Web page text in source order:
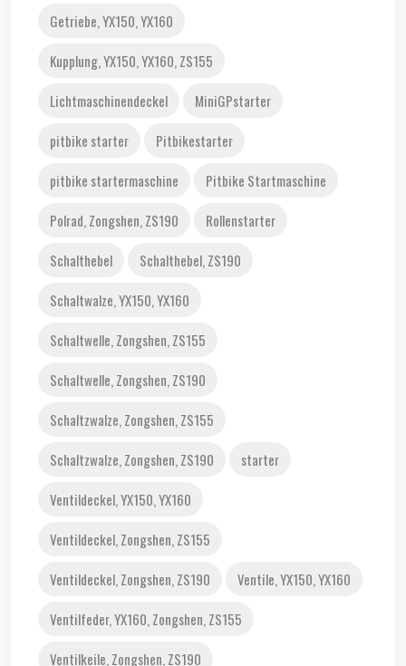
Getriebe, YX150, YX160
Kupplung, YX150, YX160, ZS155
Lichtmaschinendeckel
MiniGPstarter
pitbike starter
Pitbikestarter
pitbike startermaschine
Pitbike Startmaschine
Polrad, Zongshen, ZS190
Rollenstarter
Schalthebel
Schalthebel, ZS190
Schaltwalze, YX150, YX160
Schaltwelle, Zongshen, ZS155
Schaltwelle, Zongshen, ZS190
Schaltzwalze, Zongshen, ZS155
Schaltzwalze, Zongshen, ZS190
starter
Ventildeckel, YX150, YX160
Ventildeckel, Zongshen, ZS155
Ventildeckel, Zongshen, ZS190
Ventile, YX150, YX160
Ventilfeder, YX160, Zongshen, ZS155
Ventilkeile, Zongshen, ZS190